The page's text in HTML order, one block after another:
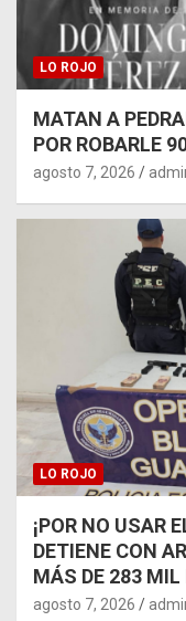
LO ROJO
MATAN A
POR ROBARLE
agosto 7, 2026
LO ROJO
¡POR NO USAR
DETIENE CON
MÁS DE 283 MIL
agosto 7, 2026